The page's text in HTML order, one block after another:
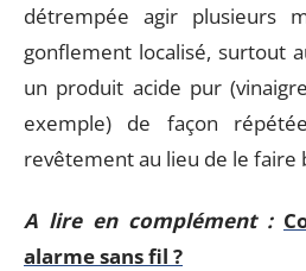
détrempée agir plusieurs
gonflement localisé, surtout
un produit acide pur
exemple) de façon
revêtement au lieu de le faire
A lire en complément :
alarme sans fil ?